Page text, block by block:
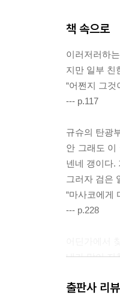
책 속으로
이러저러하
지만 일부 친
“어쩐지 그것
--- p.117
규슈의 탄광
안 그래도 이
넨네 갱이다.
그러자 검은
“마사코에게
--- p.228
내가 많이 지
……검은 얼굴
출판사 리뷰